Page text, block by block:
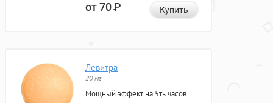
от 70Р Купить
Левитра
20 мг
Мощный эффект на 5ть часов.